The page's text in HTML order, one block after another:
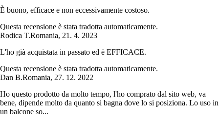
È buono, efficace e non eccessivamente costoso.
Questa recensione è stata tradotta automaticamente.
Rodica T.Romania, 21. 4. 2023
L'ho già acquistata in passato ed è EFFICACE.
Questa recensione è stata tradotta automaticamente.
Dan B.Romania, 27. 12. 2022
Ho questo prodotto da molto tempo, l'ho comprato dal sito web, va
bene, dipende molto da quanto si bagna dove lo si posiziona. Lo uso in
un balcone so...